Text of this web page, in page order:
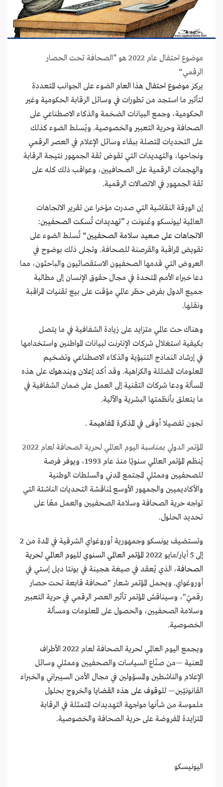
موضوع احتفال عام 2022 هو ”الصحافة تحت الحصار
الرقمي“
يركز موضوع احتفال هذا العام الضوء على الجوانب المتعددة
لتأثير ما استجد من تطورات في وسائل الرقابة الحكومية وغير
الحكومية، وجمع البيانات الضخمة والذكاء الاصطناعي على
الصحافة وحرية التعبير والخصوصية. ويُسلط الضوء كذلك
على التحديات المتصلة ببقاء وسائل الإعلام في العصر الرقمي
ونجاحها، والتهديدات التي تقوض ثقة الجمهور نتيجة الرقابة
والهجمات الرقمية على الصحافيين، وعواقب ذلك كله على
ثقة الجمهور في الاتصالات الرقمية.
إن الورقة النقاشية التي صدرت مؤخرا عن تقرير الاتجاهات
العالمية ليونسكو وعُنونت بـ ”تهديدات تُسكت الصحفيين:
الاتجاهات على صعيد سلامة الصحفيين“ تُسلط الضوء على
تقويض المراقبة والقرصنة للصحافة. وتجلى ذلك بوضوح في
العروض التي قدمها الصحفيون الاستقصائيون والباحثون، مما
دعا خبراء الأمم المتحدة في مجال حقوق الإنسان إلى مطالبة
جميع الدول بفرض حظر عالمي مؤقت على بيع تقنيات المراقبة
ونقلها.
وهناك حث عالمي متزايد على زيادة الشفافية في ما يتصل
بكيفية استغلال شركات الإنترنت لبيانات المواطنين واستخدامها
في إرشاد النماذج التنبؤية والذكاء الاصطناعي وتضخيم
المعلومات المضللة والكراهية. وقد أكد إعلان ويندهوك على هذه
المسألة ودعا شركات التقنية إلى العمل على ضمان الشفافية في
ما يتعلق بأنظمتها البشرية والآلية.
تجون تفصيلا أوفى في المذكرة المفاهيمة .
المؤتمر الدولي بمناسبة اليوم العالمي لحرية الصحافة لعام 2022
يُنظم المؤتمر العالمي سنويًا منذ عام 1993، ويوفر فرصة
للصحفيين وممثلي المجتمع المدني والسلطات الوطنية
والأكاديميين والجمهور الأوسع لمناقشة التحديات الناشئة التي
تواجه حرية الصحافة وسلامة الصحفيين والعمل معًا على
تحديد الحلول.
وتستضيف يونسكو وجمهورية أوروغواي الشرقية في المدة من 2
إلى 5 أيار/مايو 2022
المؤتمر العالمي السنوي لليوم العالمي لحرية
الصحافة، الذي يُعقد في صيغة هجينة في بونتا ديل إستي في
أوروغواي. ويحمل المؤتمر شعار "صحافة قابعة تحت حصار
رقميّ"، وسيناقش المؤتمر تأثير العصر الرقمي في حرية التعبير
وسلامة الصحفيين، والحصول على المعلومات ومسألة
الخصوصية.
ويجمع اليوم العالمي لحرية الصحافة لعام 2022 الأطراف
المعنية —من صنّاع السياسات والصحفيين وممثلي وسائل
الإعلام والناشطين والمسؤولين في مجال الأمن السيبراني والخبراء
القانونيّين— للوقوف على هذه القضايا والخروج بحلول
ملموسة من شأنها مواجهة التهديدات المتمثلة في الرقابة
المتزايدة المفروضة على حرية الصحافة والخصوصية.
اليونيسكو